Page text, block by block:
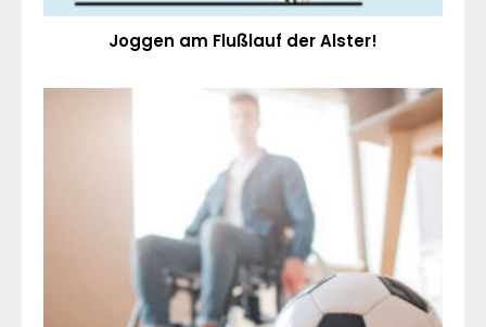
Joggen am Flußlauf der Alster!